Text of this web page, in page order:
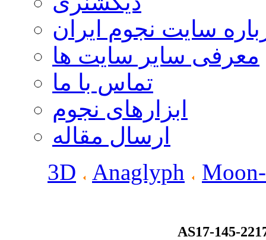
سایت نجوم ایران
معرفی سایر سایت ها
تماس با ما
ابزارهای نجوم
ارسال مقاله
3D
Anaglyph
AS17-145-